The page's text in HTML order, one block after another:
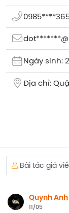
Ngày sinh:
Địa chỉ:
Bài tác giả
Quynh Anh
11/05